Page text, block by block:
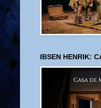
IBSEN HENRIK: